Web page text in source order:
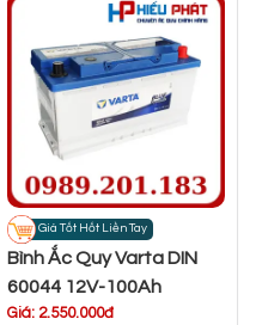
Giá Tốt Hốt Liền Tay
Bình Ắc Quy Varta DIN
60044 12V-100Ah
Giá: 2.550.000đ